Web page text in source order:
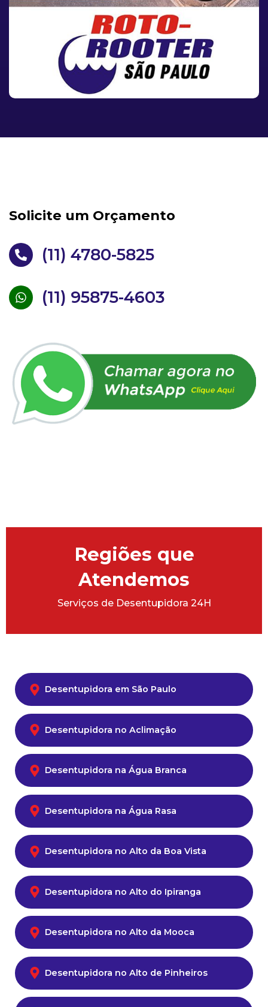
Solicite um Orçamento
(11) 4780-5825
(11) 95875-4603
Regiões que
Atendemos
Serviços de Desentupidora 24H
Desentupidora em São Paulo
Desentupidora no Aclimação
Desentupidora na Água Branca
Desentupidora na Água Rasa
Desentupidora no Alto da Boa Vista
Desentupidora no Alto do Ipiranga
Desentupidora no Alto da Mooca
Desentupidora no Alto de Pinheiros